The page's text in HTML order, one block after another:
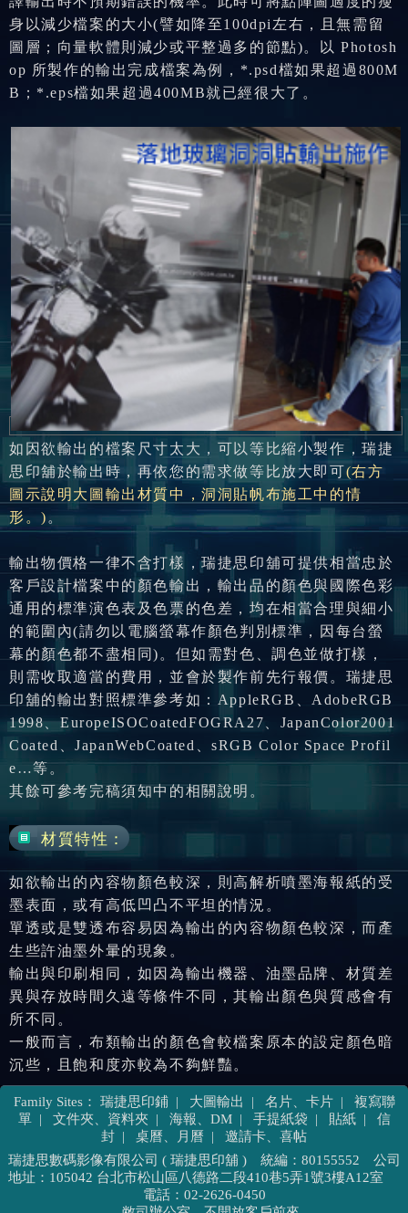
身以減少檔案的大小(譬如降至100dpi左右，且無需留
圖層；向量軟體則減少或平整過多的節點)。以Photosh
op 所製作的輸出完成檔案為例，*.psd檔如果超過800M
B；*.eps檔如果超過400MB就已經很大了。
如因欲輸出的檔案尺寸太大，可以等比縮小製作，瑞捷
思印舖於輸出時，再依您的需求做等比放大即可(右方
圖示說明大圖輸出材質中，洞洞貼帆布施工中的情
形。) 。
輸出物價格一律不含打樣，瑞捷思印舖可提供相當忠於
客戶設計檔案中的顏色輸出， 輸出品 的顏色與國際色彩
通用的標準演色表及色票的色差，均在相當合理與細小
的範圍內(請勿以電腦螢幕作顏色判別標準，因每台螢
幕的顏色都不盡相同)。但如需對色 、調色並做打樣 ，
則需收取適當的費用，並會於製作前先行報價。瑞捷思
印舖的輸出對照標準參考如：AppleRGB、AdobeRGB
1998、EuropeISOCoatedFOGRA27、JapanColor2001
Coated、JapanWebCoated、sRGB Color Space Profil
e…等。
其餘可參考完稿須知中的相關說明。
材質特性：
如欲輸出的內容物顏色較深，則高解析噴墨海報紙的受
墨表面，或有高低凹凸不平坦的情況。
單透或是雙透布容易因為輸出的內容物顏色較深，而產
生些許油墨外暈的現象。
輸出與印刷相同，如因為輸出機器、油墨品牌、材質差
異與存放時間久遠等條件不同，其輸出顏色與質感會有
所不同。
一般而言，布類輸出的顏色會較檔案原本的設定顏色暗
沉些，且飽和度亦較為不夠鮮豔。
Family Sites： 瑞捷思印鋪| 大圖輸出 | 名片、卡片| 複寫聯
單| 文件夾、資料夾| 海報、DM| 手提紙袋 | 貼紙| 信
封 | 桌曆、月曆 | 邀請卡、喜帖
瑞捷思數碼影像有限公司 ( 瑞捷思印舖 ) 統編：80155552 公司
地址：105042 台北市松山區八德路二段410巷5弄1號3樓A12室
電話：02-2626-0450